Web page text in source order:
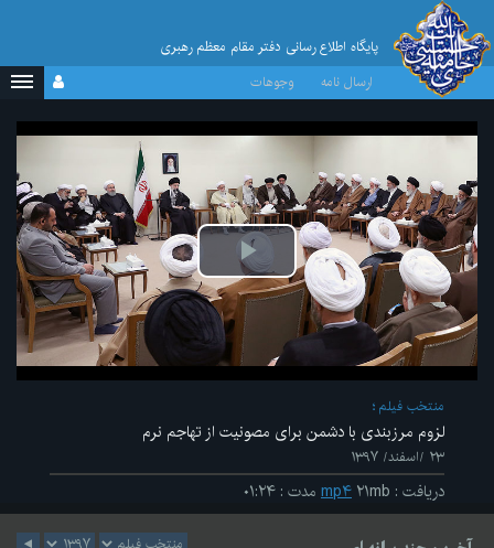
پایگاه اطلاع رسانی دفتر مقام معظم رهبری
ارسال نامه
وجوهات
پخش
ویدیو
منتخب فیلم
لزوم مرزبندی با دشمن برای مصونیت از تهاجم نرم
۲۳ /اسفند/ ۱۳۹۷
دریافت : mp۴ ۲۱mb مدت : ۰۱:۲۴